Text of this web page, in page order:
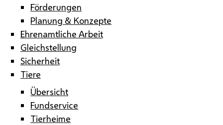
Förderungen
Planung & Konzepte
Ehrenamtliche Arbeit
Gleichstellung
Sicherheit
Tiere
Übersicht
Fundservice
Tierheime